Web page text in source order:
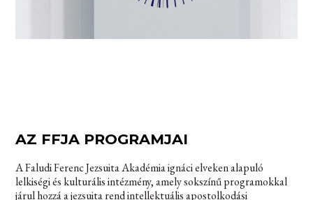
AZ FFJA PROGRAMJAI
A Faludi Ferenc Jezsuita Akadémia ignáci elveken alapuló
lelkiségi és kulturális intézmény, amely sokszínű programokkal
járul hozzá a jezsuita rend intellektuális apostolkodási